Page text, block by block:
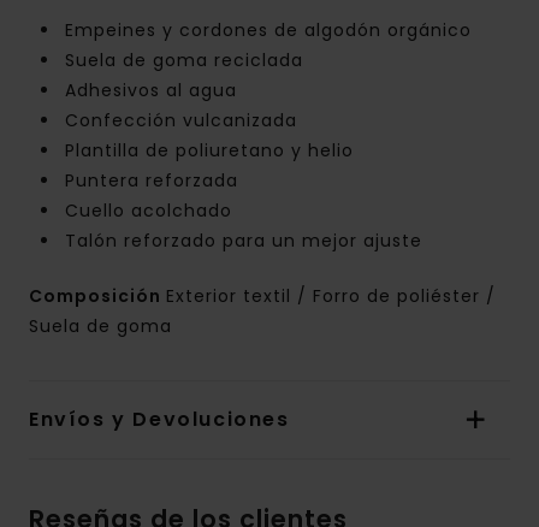
Empeines y cordones de algodón orgánico
Suela de goma reciclada
Adhesivos al agua
Confección vulcanizada
Plantilla de poliuretano y helio
Puntera reforzada
Cuello acolchado
Talón reforzado para un mejor ajuste
Composición Exterior textil / Forro de poliéster /
Suela de goma
Envíos y Devoluciones
Reseñas de los clientes